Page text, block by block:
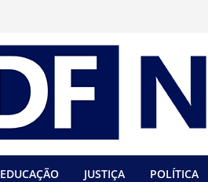
EDUCAÇÃO JUSTIÇA POLÍTICA